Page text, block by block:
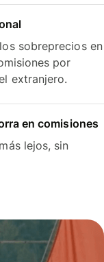
sobreprecios en
por
extranjero.
en comisiones
lejos, sin